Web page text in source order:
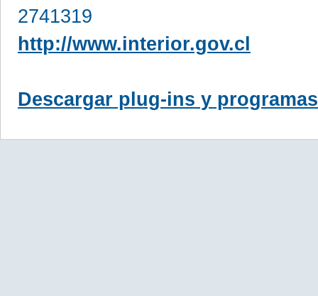
2741319
http://www.interior.gov.cl
Descargar plug-ins y